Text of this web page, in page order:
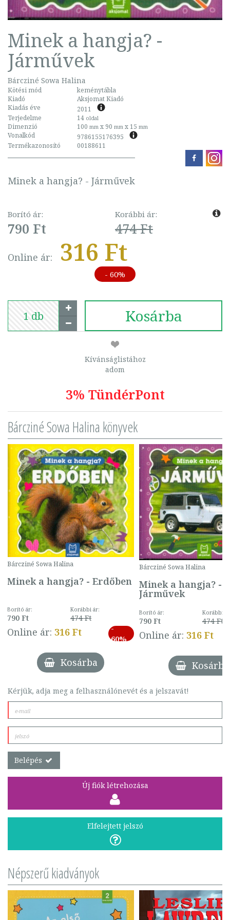
Minek a hangja? -
Járművek
Bárcziné Sowa Halina
Kötési mód
keménytábla
Kiadó
Aksjomat Kiadó
Kiadás éve
2011
Terjedelme
14 oldal
Dimenzió 100 mm x 90 mm x 15 mm
Vonalkód
9786155176395
Termékazonosító
00188611
Minek a hangja? - Járművek
Borító ár:
790 Ft
Korábbi ár:
474 Ft
Online ár: 316 Ft
- 60%
Kosárba
Kívánságlistához
adom
3% TündérPont
Bárcziné Sowa Halina könyvek
Bárcziné Sowa Halina
Minek a hangja? - Erdőben
Borító ár:
790 Ft
Korábbi ár:
474 Ft
Online ár: 316 Ft
-
60%
Kosárba
Bárcziné Sowa Halina
Minek a hangja? -
Járművek
Borító ár:
790 Ft
Korábbi
474 Ft
Online ár: 316 Ft
Kosárba
Kérjük, adja meg a felhasználónevét és a jelszavát!
Belépés
Új fiók létrehozása
Elfelejtett jelszó
Népszerű kiadványok